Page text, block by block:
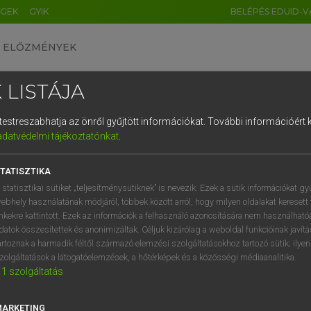
GYIK BELÉPÉS EDUID-
ELŐZMÉNYEK
egyetemes nagyszótár
VAN ELŐFIZETÉSED?
megtekintéséhez.
LISTÁJA
az önről gyűjtött információkat. További információért
tájékoztatónkat.
statisztikai sütiket „teljesítménysütiknek” is nevezik. Ezek a sütik információkat
használatának módjáról, többek között arról, hogy milyen oldalakat keresett
kattintott. Ezek az információk a felhasználó azonosítására nem
összesítettek és anonimizáltak. Céljuk kizárólag a weboldal funkcióinak
a harmadik féltől származó elemzési szolgáltatásokhoz tartozó sütik;
a látogatóelemzések, a hőtérképek és a közösségi médiaanalitika.
1 szolgáltatás
DE CN FR ES IT NL
1 2 3 4 5 6 7 8 9
q w e r t z u i
a s d f g h j k l é
í y x c v b n m , .